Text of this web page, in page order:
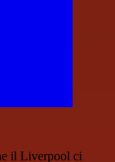
il Liverpool ci